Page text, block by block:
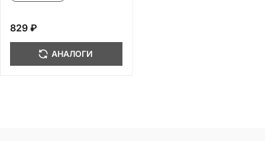
829 ₽
АНАЛОГИ